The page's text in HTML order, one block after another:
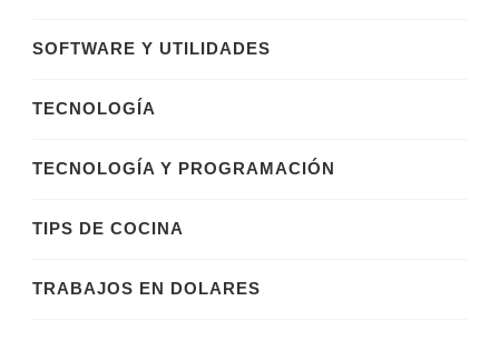
SOFTWARE Y UTILIDADES
TECNOLOGÍA
TECNOLOGÍA Y PROGRAMACIÓN
TIPS DE COCINA
TRABAJOS EN DOLARES